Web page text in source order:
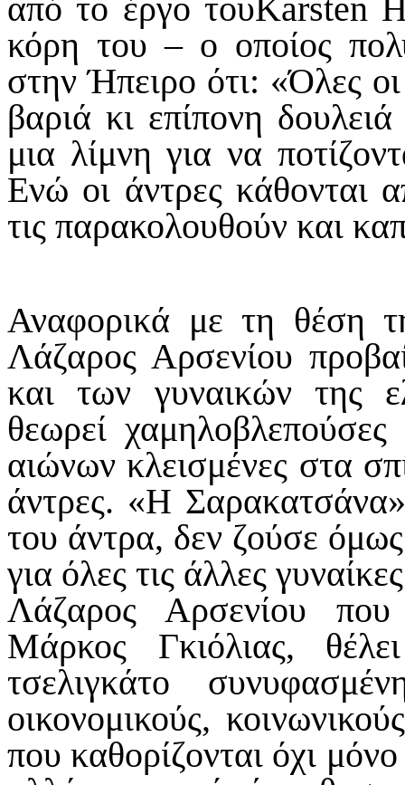
από το έργο τουKarsten
κόρη του – ο οποίος
στην Ήπειρο ότι: «Όλες
βαριά κι επίπονη
μια λίμνη για να
Ενώ οι άντρες κάθονται
τις παρακολουθούν και
Αναφορικά με τη θέση
Λάζαρος Αρσενίου
και των γυναικών της
θεωρεί
αιώνων κλεισμένες στα
άντρες. «Η
του άντρα, δεν ζούσε
για όλες τις άλλες
Λάζαρος Αρσενίου
Μάρκος Γκιόλιας,
τσελιγκάτο
οικονομικούς,
που καθορίζονται όχι